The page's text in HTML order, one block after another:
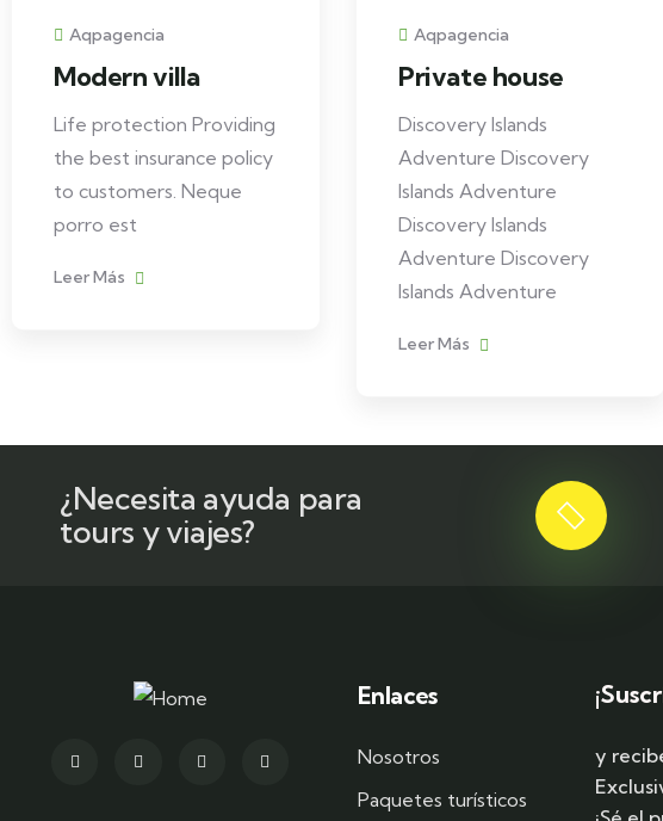
Aqpagencia
Modern villa
Life protection Providing
the best insurance policy
to customers. Neque
porro est
Leer Más
Aqpagencia
Private house
Discovery Islands
Adventure Discovery
Islands Adventure
Discovery Islands
Adventure Discovery
Islands Adventure
Leer Más
¿Necesita ayuda para
tours y viajes?
Enlaces
Nosotros
Paquetes turísticos
y